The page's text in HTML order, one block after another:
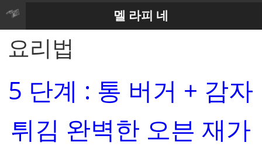
멜 라피 네
요리법
5 단계 : 통 버거 + 감자
튀김 완벽한 오븐 재가